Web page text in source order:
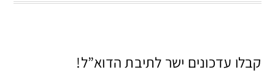
קבלו עדכונים ישר לתיבת הדוא”ל!